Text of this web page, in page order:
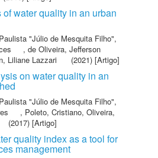
water quality in an urban
"Júlio de Mesquita Filho",
, de Oliveira, Jefferson
Liliane Lazzari (2021) [Artigo]
on water quality in an
"Júlio de Mesquita Filho",
, Poleto, Cristiano, Oliveira,
(2017) [Artigo]
quality index as a tool for
management